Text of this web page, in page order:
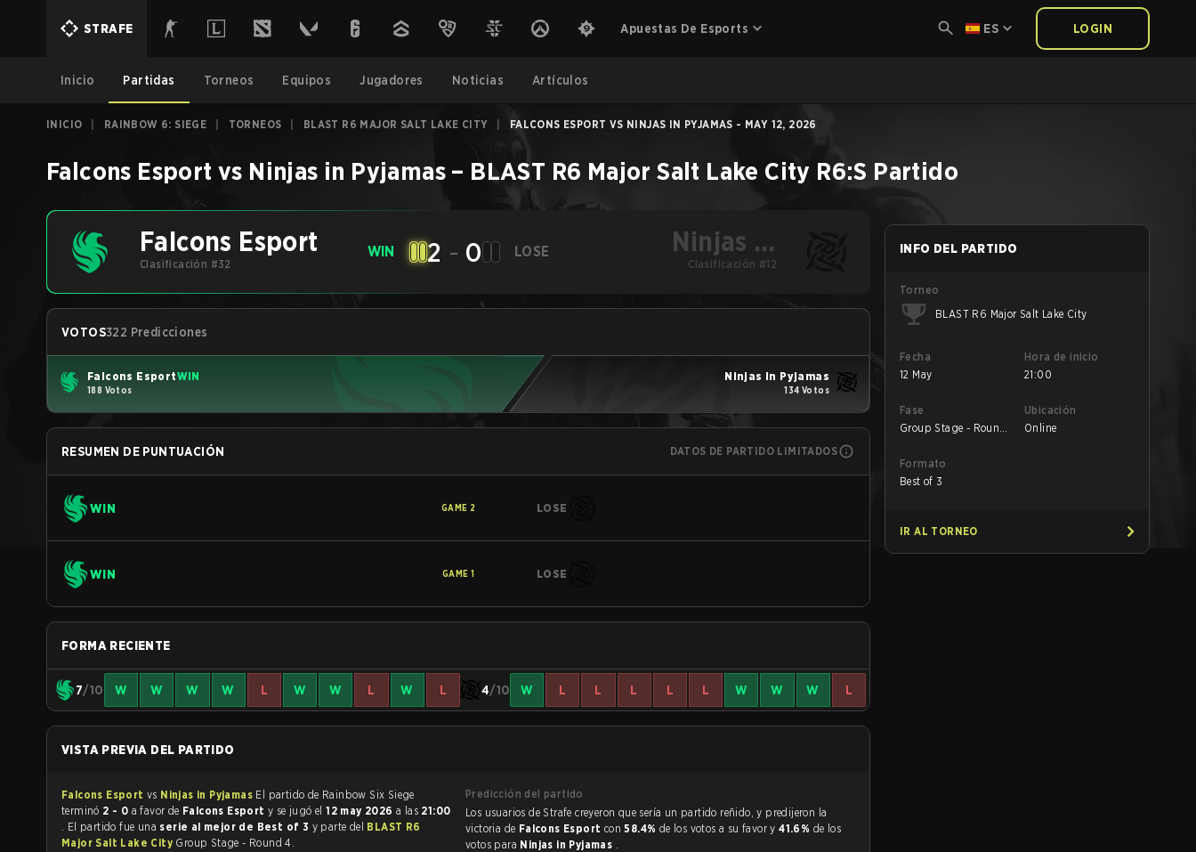
STRAFE Apuestas De Esports ES LOGIN
Inicio Partidas Torneos Equipos Jugadores Noticias Artículos
INICIO RAINBOW 6: SIEGE TORNEOS BLAST R6 MAJOR SALT LAKE CITY FALCONS ESPORT VS NINJAS IN PYJAMAS - MAY 12, 2026
Falcons Esport vs Ninjas in Pyjamas – BLAST R6 Major Salt Lake City R6:S Partido
Falcons Esport
Clasificación #32
WIN 2 - 0 LOSE
Ninjas in
Pyjamas
Clasificación #12
VOTOS322 Predicciones
Falcons EsportWIN
188 Votos
Ninjas in Pyjamas
134 Votos
RESUMEN DE PUNTUACIÓN DATOS DE PARTIDO LIMITADOS
WIN GAME 2 LOSE
WIN GAME 1 LOSE
FORMA RECIENTE
7/10 W W W W L W W L W L 4/10 W L L L L L W W W L
VISTA PREVIA DEL PARTIDO
Falcons Esport vs Ninjas in Pyjamas El partido de Rainbow Six Siege
terminó 2 - 0 a favor de Falcons Esport y se jugó el12 may 2026 a las 21:00
. El partido fue una serie al mejor de Best of 3 y parte del BLAST R6
Major Salt Lake City Group Stage - Round 4.
Predicción del partido
Los usuarios de Strafe creyeron que sería un partido reñido, y predijeron la
victoria de Falcons Esport con58.4% de los votos a su favor y41.6% de los
votos para Ninjas in Pyjamas .
INFO DEL PARTIDO
Torneo
BLAST R6 Major Salt Lake City
Fecha
12 May
Hora de inicio
21:00
Fase
Group Stage - Round
Ubicación
Online
Formato
Best of 3
IR AL TORNEO